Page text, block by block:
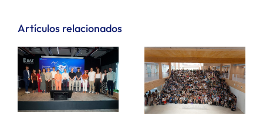
Artículos relacionados